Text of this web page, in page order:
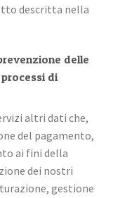
descritta nella
delle
di
altri dati che,
del pagamento,
ai fini della
dei nostri
gestione